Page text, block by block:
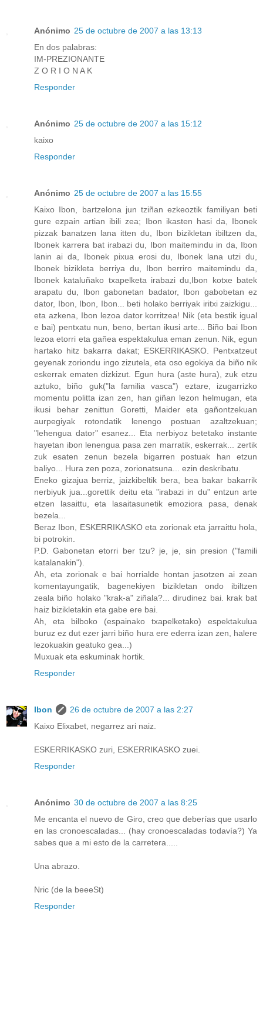
Anónimo 25 de octubre de 2007 a las 13:13
En dos palabras:
IM-PREZIONANTE
Z O R I O N A K
Responder
Anónimo 25 de octubre de 2007 a las 15:12
kaixo
Responder
Anónimo 25 de octubre de 2007 a las 15:55
Kaixo Ibon, bartzelona jun tziñan ezkeoztik familiyan beti
gure ezpain artian ibili zea; Ibon ikasten hasi da, Ibonek
pizzak banatzen lana itten du, Ibon bizikletan ibiltzen da,
Ibonek karrera bat irabazi du, Ibon maitemindu in da, Ibon
lanin ai da, Ibonek pixua erosi du, Ibonek lana utzi du,
Ibonek bizikleta berriya du, Ibon berriro maitemindu da,
Ibonek kataluñako txapelketa irabazi du,Ibon kotxe batek
arapatu du, Ibon gabonetan badator, Ibon gabobetan ez
dator, Ibon, Ibon, Ibon... beti holako berriyak iritxi zaizkigu...
eta azkena, Ibon lezoa dator korritzea! Nik (eta bestik igual
e bai) pentxatu nun, beno, bertan ikusi arte... Biño bai Ibon
lezoa etorri eta gañea espektakulua eman zenun. Nik, egun
hartako hitz bakarra dakat; ESKERRIKASKO. Pentxatzeut
geyenak zoriondu ingo zizutela, eta oso egokiya da biño nik
eskerrak ematen dizkizut. Egun hura (aste hura), zuk etzu
aztuko, biño guk("la familia vasca") eztare, izugarrizko
momentu politta izan zen, han giñan lezon helmugan, eta
ikusi behar zenittun Goretti, Maider eta gañontzekuan
aurpegiyak rotondatik lenengo postuan azaltzekuan;
"lehengua dator" esanez... Eta nerbiyoz betetako instante
hayetan ibon lenengua pasa zen marratik, eskerrak... zertik
zuk esaten zenun bezela bigarren postuak han etzun
baliyo... Hura zen poza, zorionatsuna... ezin deskribatu.
Eneko gizajua berriz, jaizkibeltik bera, bea bakar bakarrik
nerbiyuk jua...gorettik deitu eta "irabazi in du" entzun arte
etzen lasaittu, eta lasaitasunetik emoziora pasa, denak
bezela...
Beraz Ibon, ESKERRIKASKO eta zorionak eta jarraittu hola,
bi potrokin.
P.D. Gabonetan etorri ber tzu? je, je, sin presion ("famili
katalanakin").
Ah, eta zorionak e bai horrialde hontan jasotzen ai zean
komentayungatik, bagenekiyen bizikletan ondo ibiltzen
zeala biño holako "krak-a" ziñala?... dirudinez bai. krak bat
haiz bizikletakin eta gabe ere bai.
Ah, eta bilboko (espainako txapelketako) espektakulua
buruz ez dut ezer jarri biño hura ere ederra izan zen, halere
lezokuakin geatuko gea...)
Muxuak eta eskuminak hortik.
Responder
Ibon
26 de octubre de 2007 a las 2:27
Kaixo Elixabet, negarrez ari naiz.
ESKERRIKASKO zuri, ESKERRIKASKO zuei.
Responder
Anónimo 30 de octubre de 2007 a las 8:25
Me encanta el nuevo de Giro, creo que deberías que usarlo
en las cronoescaladas... (hay cronoescaladas todavía?) Ya
sabes que a mi esto de la carretera.....
Una abrazo.
Nric (de la beeeSt)
Responder